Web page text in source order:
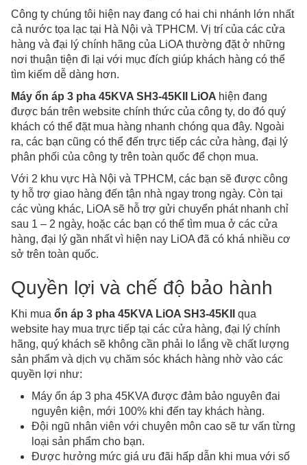
Công ty chúng tôi hiện nay đang có hai chi nhánh lớn nhất
cả nước tọa lạc tại Hà Nội và TPHCM. Vị trí của các cửa
hàng và đại lý chính hãng của LiOA thường đặt ở những
nơi thuận tiện đi lại với mục đích giúp khách hàng có thể
tìm kiếm dễ dàng hơn.
Máy ổn áp 3 pha 45KVA SH3-45KII LiOA hiện đang
được bán trên website chính thức của công ty, do đó quý
khách có thể đặt mua hàng nhanh chóng qua đây. Ngoài
ra, các bạn cũng có thể đến trực tiếp các cửa hàng, đại lý
phân phối của công ty trên toàn quốc để chọn mua.
Với 2 khu vực Hà Nội và TPHCM, các bạn sẽ được công
ty hỗ trợ giao hàng đến tận nhà ngay trong ngày. Còn tại
các vùng khác, LiOA sẽ hỗ trợ gửi chuyển phát nhanh chỉ
sau 1 – 2 ngày, hoặc các bạn có thể tìm mua ở các cửa
hàng, đại lý gần nhất vì hiện nay LiOA đã có khá nhiều cơ
sở trên toàn quốc.
Quyền lợi và chế độ bảo hành
Khi mua ổn áp 3 pha 45KVA LiOA SH3-45KII qua
website hay mua trực tiếp tại các cửa hàng, đại lý chính
hãng, quý khách sẽ không cần phải lo lắng về chất lượng
sản phẩm và dịch vụ chăm sóc khách hàng nhờ vào các
quyền lợi như:
Máy ổn áp 3 pha 45KVA được đảm bảo nguyên đai
nguyên kiện, mới 100% khi đến tay khách hàng.
Đội ngũ nhân viên với chuyên môn cao sẽ tư vấn từng
loại sản phẩm cho bạn.
Được hưởng mức giá ưu đãi hấp dẫn khi mua với số